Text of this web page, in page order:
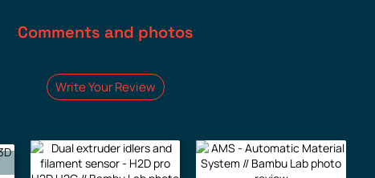
Comments and photos
Write Your Review